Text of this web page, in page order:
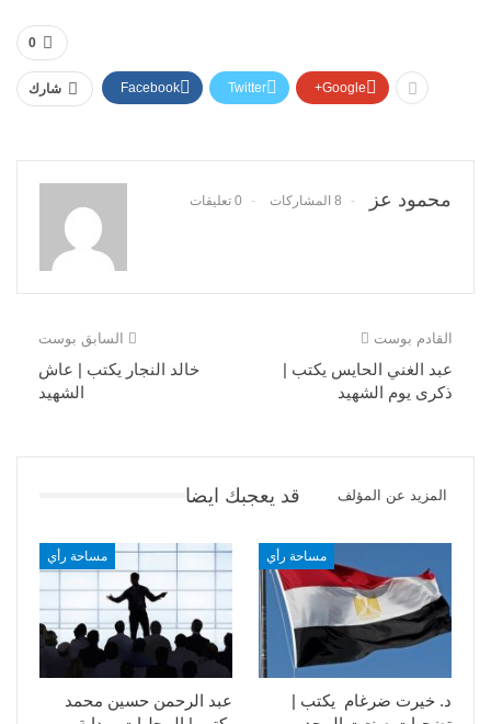
0
شارك Facebook Twitter Google+
محمود عز 8 المشاركات 0 تعليقات
السابق بوست
خالد النجار يكتب | عاش
الشهيد
القادم بوست
عبد الغني الحايس يكتب |
ذكرى يوم الشهيد
قد يعجبك ايضا المزيد عن المؤلف
مساحة رأي
عبد الرحمن حسين محمد
مساحة رأي
د. خيرت ضرغام يكتب |